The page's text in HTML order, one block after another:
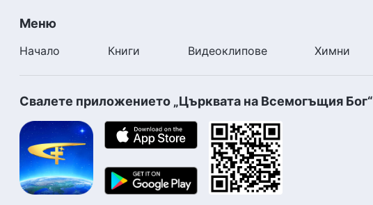
Меню
Начало Книги Видеоклипове Химни
Свалете приложението „Църквата на Всемогъщия Бог“